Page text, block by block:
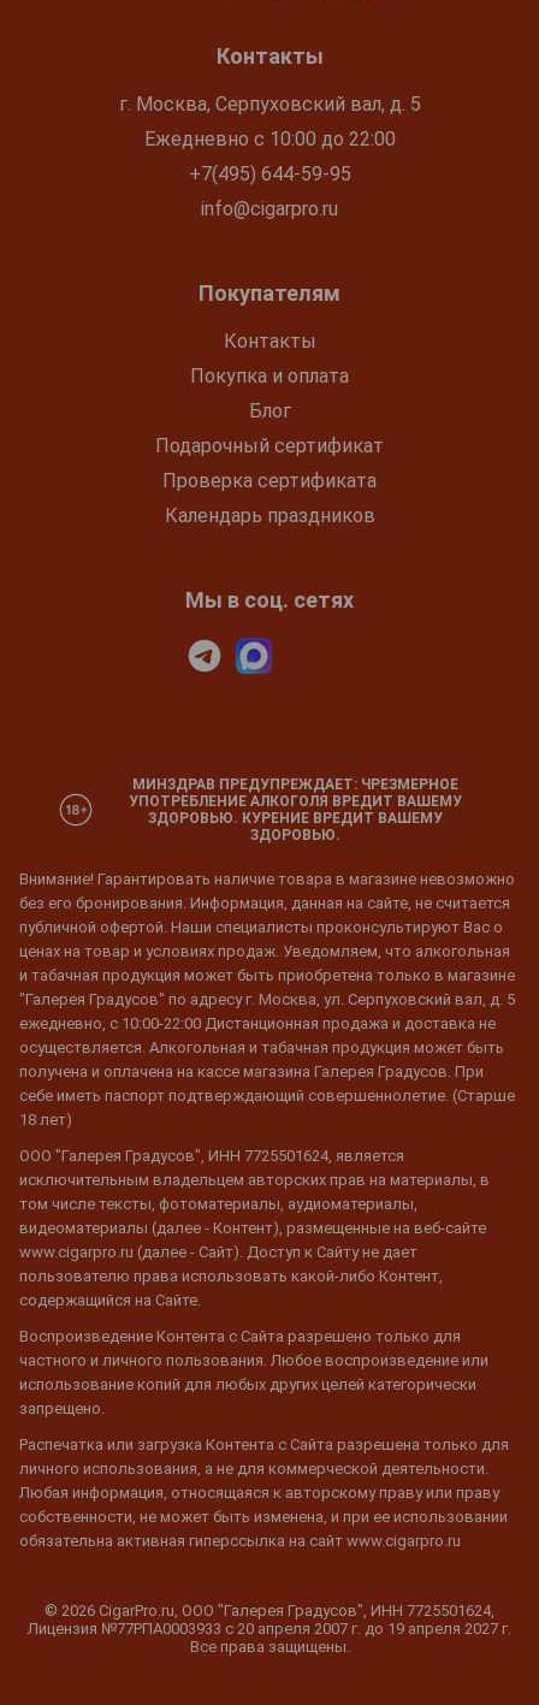
Контакты
г. Москва, Серпуховский вал, д. 5
Ежедневно с 10:00 до 22:00
+7(495) 644-59-95
info@cigarpro.ru
Покупателям
Контакты
Покупка и оплата
Блог
Подарочный сертификат
Проверка сертификата
Календарь праздников
Мы в соц. сетях
МИНЗДРАВ ПРЕДУПРЕЖДАЕТ: ЧРЕЗМЕРНОЕ
УПОТРЕБЛЕНИЕ АЛКОГОЛЯ ВРЕДИТ ВАШЕМУ
ЗДОРОВЬЮ. КУРЕНИЕ ВРЕДИТ ВАШЕМУ
ЗДОРОВЬЮ.
Внимание! Гарантировать наличие товара в магазине невозможно
без его бронирования. Информация, данная на сайте, не считается
публичной офертой. Наши специалисты проконсультируют Вас о
ценах на товар и условиях продаж. Уведомляем, что алкогольная
и табачная продукция может быть приобретена только в магазине
"Галерея Градусов" по адресу г. Москва, ул. Серпуховский вал, д. 5
ежедневно, с 10:00-22:00 Дистанционная продажа и доставка не
осуществляется. Алкогольная и табачная продукция может быть
получена и оплачена на кассе магазина Галерея Градусов. При
себе иметь паспорт подтверждающий совершеннолетие. (Старше
18 лет)
ООО "Галерея Градусов", ИНН 7725501624, является
исключительным владельцем авторских прав на материалы, в
том числе тексты, фотоматериалы, аудиоматериалы,
видеоматериалы (далее - Контент), размещенные на веб-сайте
www.cigarpro.ru (далее - Сайт). Доступ к Сайту не дает
пользователю права использовать какой-либо Контент,
содержащийся на Сайте.
Воспроизведение Контента с Сайта разрешено только для
частного и личного пользования. Любое воспроизведение или
использование копий для любых других целей категорически
запрещено.
Распечатка или загрузка Контента с Сайта разрешена только для
личного использования, а не для коммерческой деятельности.
Любая информация, относящаяся к авторскому праву или праву
собственности, не может быть изменена, и при ее использовании
обязательна активная гиперссылка на сайт www.cigarpro.ru
© 2026 CigarPro.ru, ООО "Галерея Градусов", ИНН 7725501624,
Лицензия №77РПА0003933 c 20 апреля 2007 г. до 19 апреля 2027 г.
Все права защищены.